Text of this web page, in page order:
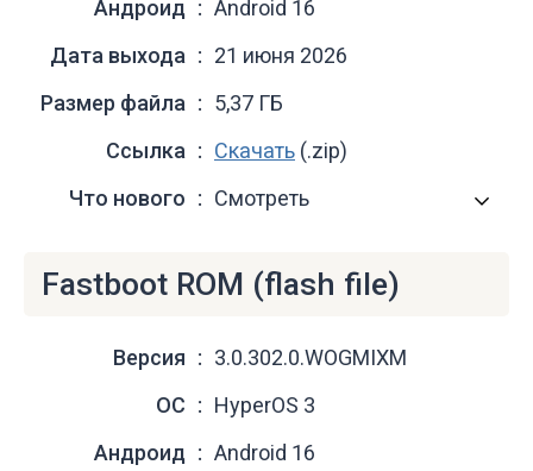
Андроид
Android 16
Дата выхода
21 июня 2026
Размер файла
5,37 ГБ
Ссылка
Скачать (.zip)
Что нового
Смотреть
Fastboot ROM (flash file)
Версия
3.0.302.0.WOGMIXM
ОС
HyperOS 3
Андроид
Android 16